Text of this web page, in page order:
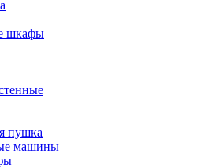
шкафы
пушка
машины